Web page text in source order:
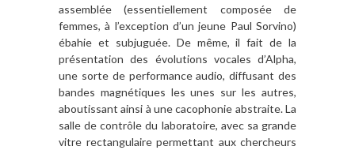
assemblée (essentiellement composée de
femmes,à l’exception d’un jeune Paul Sorvino)
ébahie et subjuguée. De même, il fait de la
présentation des évolutions vocales d’Alpha,
une sorte de performance audio, diffusant des
bandes magnétiques les unes sur les autres,
aboutissant ainsi àune cacophonie abstraite. La
salle de contrôle du laboratoire, avec sa grande
vitre rectangulaire permettant aux chercheurs